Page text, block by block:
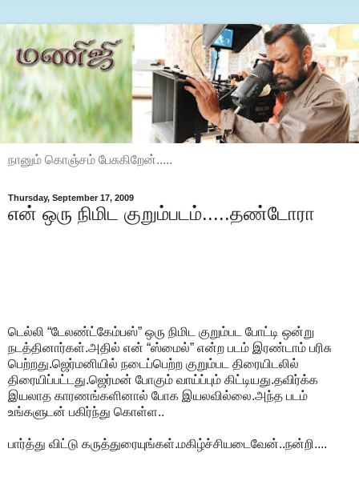
நானும் கொஞ்சம் பேசுகிறேன்.....
Thursday, September 17, 2009
என் ஒரு நிமிட குறும்படம்.....தண்டோரா
டெல்லி “டேலண்ட்கேம்பஸ்” ஒரு நிமிட குறும்பட போட்டி ஒன்று
நடத்தினார்கள்.அதில் என் “ஸ்மைல்” என்ற படம் இரண்டாம் பரிசு
பெற்றது.ஜெர்மனியில் நடைப்பெற்ற குறும்பட திரையிடலில்
திரையிப்பட்டது.ஜெர்மன் போகும் வாய்ப்பும் கிட்டியது.தவிர்க்க
இயலாத காரணங்களினால் போக இயலவில்லை.அந்த படம்
உங்களுடன் பகிர்ந்து கொள்ள..
பார்த்து விட்டு கருத்துரையுங்கள்.மகிழ்ச்சியடைவேன்..நன்றி....